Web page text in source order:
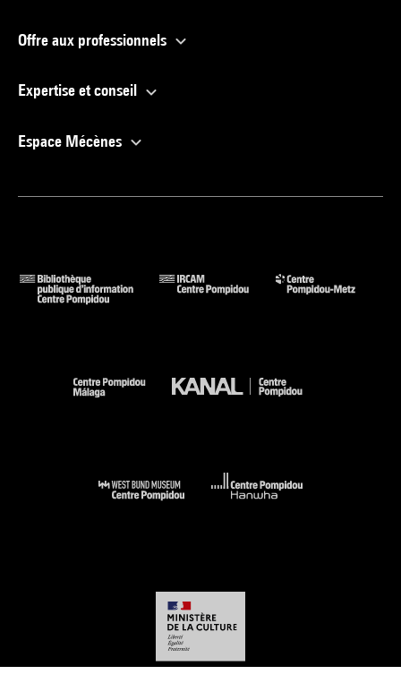
Offre aux professionnels
Expertise et conseil
Espace Mécènes